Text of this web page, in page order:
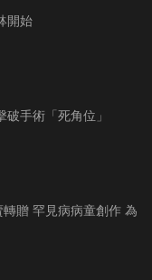
開始
手術「死角位」
轉贈 罕見病病童創作 為